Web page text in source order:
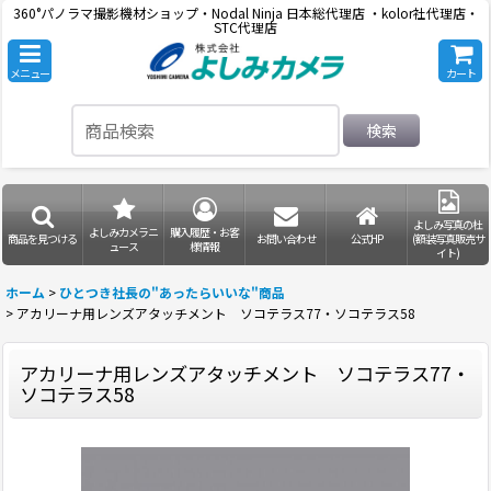
360°パノラマ撮影機材ショップ・Nodal Ninja 日本総代理店 ・kolor社代理店・
STC代理店
メニュー カート
検索
商品を見つける
よしみカメラニ
ュース
購入履歴・お客
様情報
お問い合わせ 公式HP
よしみ写真の杜
(額装写真販売サ
イト)
ホーム > ひとつき社長の"あったらいいな"商品
> アカリーナ用レンズアタッチメント ソコテラス77・ソコテラス58
アカリーナ用レンズアタッチメント ソコテラス77・
ソコテラス58